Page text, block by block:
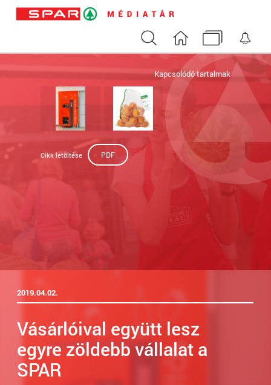
Keresés Nyitóoldal Médiatár
Kapcsolódó tartalmak
Cikk letöltése PDF
2019.04.02.
Vásárlóival együtt lesz
egyre zöldebb vállalat a
SPAR